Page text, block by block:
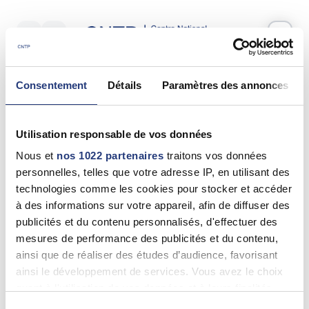
Consentement Détails Paramètres des annonces
Utilisation responsable de vos données
Nous et nos 1022 partenaires traitons vos données
personnelles, telles que votre adresse IP, en utilisant des
technologies comme les cookies pour stocker et accéder
à des informations sur votre appareil, afin de diffuser des
publicités et du contenu personnalisés, d'effectuer des
mesures de performance des publicités et du contenu,
ainsi que de réaliser des études d’audience, favorisant
ainsi le développement de services. Vous avez le choix
Votre test psychotechnique
Samedi 06 Juin 2026à12:55
Nom *
Prénom(s) *
Email *